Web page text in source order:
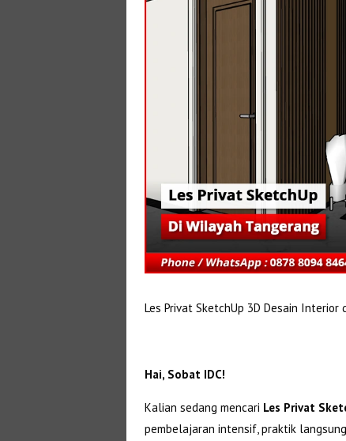
Les Privat SketchUp 3D Desain Interior
Hai, Sobat IDC!
Kalian sedang mencari Les Privat
pembelajaran intensif, praktik